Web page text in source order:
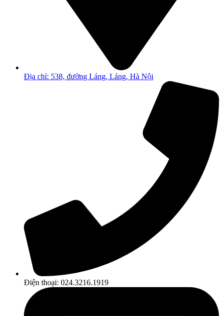
Địa chỉ: 538, đường Láng, Láng, Hà Nội
Điện thoại: 024.3216.1919